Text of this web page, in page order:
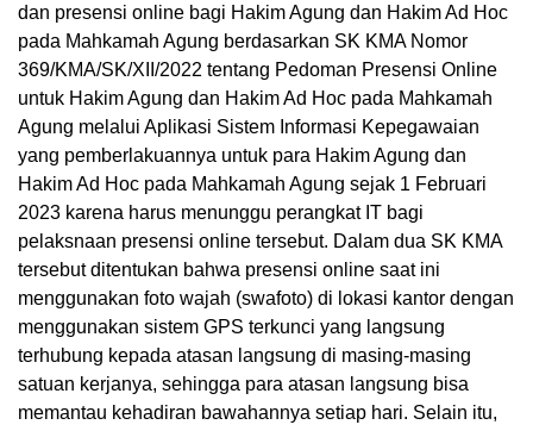
dan presensi online bagi Hakim Agung dan Hakim Ad Hoc
pada Mahkamah Agung berdasarkan SK KMA Nomor
369/KMA/SK/XII/2022 tentang Pedoman Presensi Online
untuk Hakim Agung dan Hakim Ad Hoc pada Mahkamah
Agung melalui Aplikasi Sistem Informasi Kepegawaian
yang pemberlakuannya untuk para Hakim Agung dan
Hakim Ad Hoc pada Mahkamah Agung sejak 1 Februari
2023 karena harus menunggu perangkat IT bagi
pelaksnaan presensi online tersebut. Dalam dua SK KMA
tersebut ditentukan bahwa presensi online saat ini
menggunakan foto wajah (swafoto) di lokasi kantor dengan
menggunakan sistem GPS terkunci yang langsung
terhubung kepada atasan langsung di masing-masing
satuan kerjanya, sehingga para atasan langsung bisa
memantau kehadiran bawahannya setiap hari. Selain itu,